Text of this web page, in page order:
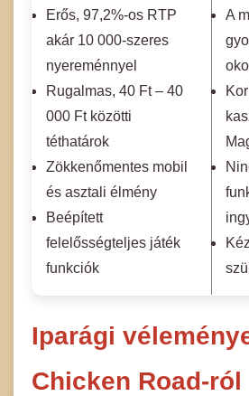
Erős, 97,2%-os RTP
akár 10 000-szeres
nyereménnyel
Rugalmas, 40 Ft – 40
000 Ft közötti
téthatárok
Zökkenőmentes mobil
és asztali élmény
Beépített
felelősségteljes játék
funkciók
A
Iparági
Chicken Road-ról